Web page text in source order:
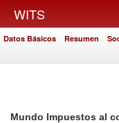
WITS
Datos Básicos Resumen
Mundo Impuestos al